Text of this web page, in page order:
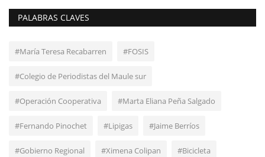
PALABRAS CLAVES
#María Teresa Recabarren #FOSIS
#Colegio de Periodistas del Maule sur
#Operación Cooperativa #Marta Eliana Peña Salgado
#Fernando Pinochet #Lipigas #Jaime Berríos
#Gobierno Regional #Ximena Colipan #Bicicleta